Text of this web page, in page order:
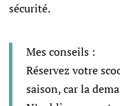
sécurité.
Mes conseils :
Réservez votre
saison, car la